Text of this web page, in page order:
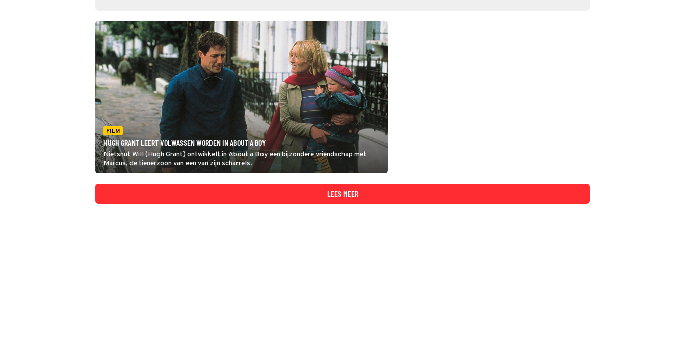
FILM
HUGH GRANT LEERT VOLWASSEN WORDEN IN ABOUT A BOY
Nietsnut Will (Hugh Grant) ontwikkelt in About a Boy een bijzondere vriendschap met
Marcus, de tienerzoon van een van zijn scharrels.
LEES MEER